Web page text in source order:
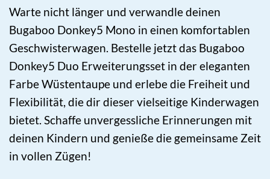
Warte nicht länger und verwandle deinen
Bugaboo Donkey5 Mono in einen komfortablen
Geschwisterwagen. Bestelle jetzt das Bugaboo
Donkey5 Duo Erweiterungsset in der eleganten
Farbe Wüstentaupe und erlebe die Freiheit und
Flexibilität, die dir dieser vielseitige Kinderwagen
bietet. Schaffe unvergessliche Erinnerungen mit
deinen Kindern und genieße die gemeinsame Zeit
in vollen Zügen!